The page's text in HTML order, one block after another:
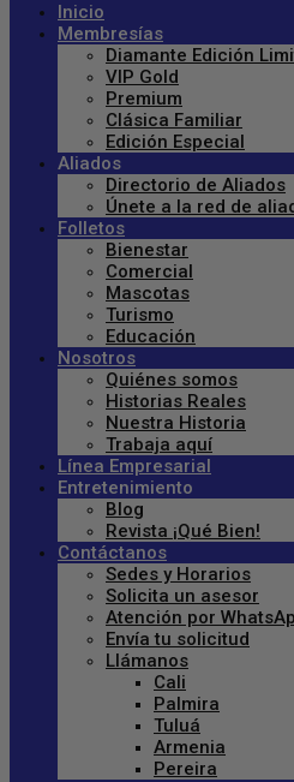
Inicio
Membresías
Diamante Edición
VIP Gold
Premium
Clásica Familiar
Edición Especial
Aliados
Directorio de Aliados
Únete a la red de
Folletos
Bienestar
Comercial
Mascotas
Turismo
Educación
Nosotros
Quiénes somos
Historias Reales
Nuestra Historia
Trabaja aquí
Línea Empresarial
Entretenimiento
Blog
Revista ¡Qué Bien!
Contáctanos
Sedes y Horarios
Solicita un asesor
Atención por
Envía tu solicitud
Llámanos
Cali
Palmira
Tuluá
Armenia
Pereira